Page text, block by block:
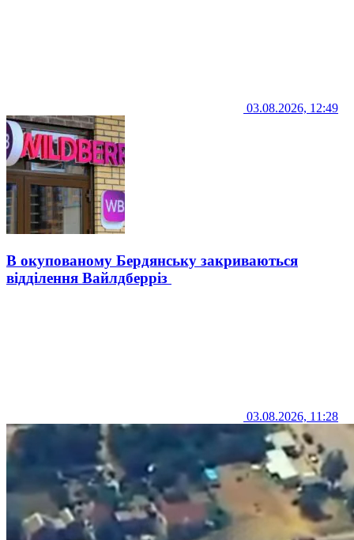
03.08.2026, 12:49
В окупованому Бердянську закриваються
відділення Вайлдберріз
03.08.2026, 11:28